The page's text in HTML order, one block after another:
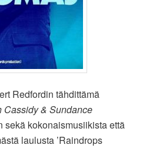
Redfordin tähdittämä
Cassidy & Sundance
kokonaismusiikista että
laulusta ’Raindrops